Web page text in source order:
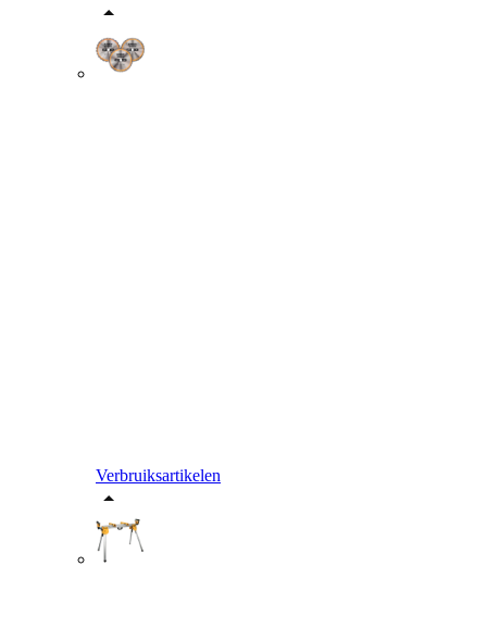
Verbruiksartikelen